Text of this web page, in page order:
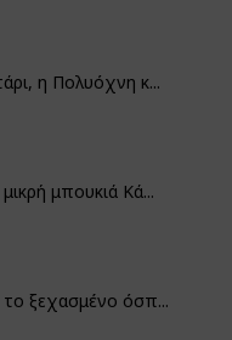
η Πολυόχνη κ...
μπουκιά Κά...
ξεχασμένο όσπ...